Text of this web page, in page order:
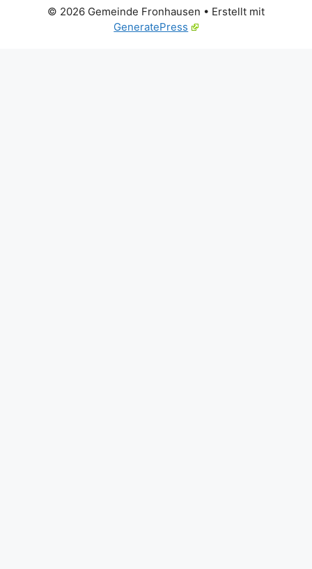
© 2026 Gemeinde Fronhausen • Erstellt mit
GeneratePress